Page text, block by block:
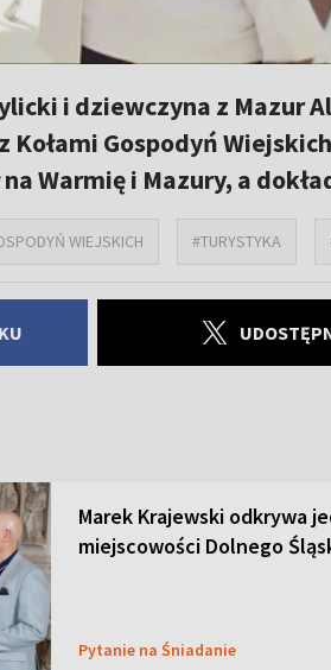
i dziewczyna z Mazur
Kołami Gospodyń
Warmię i Mazury, a
WIEJSKICH #TURYSTYKA
Marek Krajewski odkrywa
miejscowości Dolnego
Pytanie na Śniadanie